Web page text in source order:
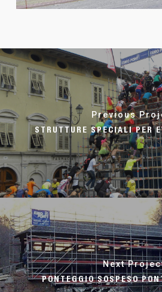
Previous
STRUTTURE SPECIALI PER
Next
PONTEGGIO SOSPESO